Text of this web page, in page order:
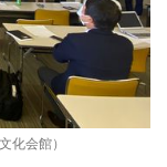
化会館）